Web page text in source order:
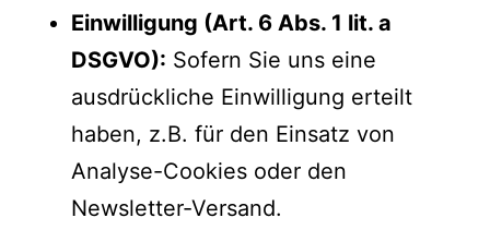
Einwilligung (Art. 6 Abs. 1 lit. a
DSGVO): Sofern Sie uns eine
ausdrückliche Einwilligung erteilt
haben, z.B. für den Einsatz von
Analyse-Cookies oder den
Newsletter-Versand.